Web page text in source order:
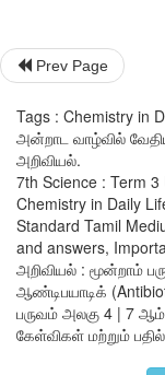
செய்கின்றன.
இவை நுண்ணுயிர்
தொழிற்சாலைகள்
செய்கின்றனா.
புதிய வகை
V ஆண்டிபயோடிக்
உருவாக்க
விலையில் இன்று
தொற்று நோய்களும்,
Prev Page
Tags : Chemistry in
அன்றாட வாழ்வில்
அறிவியல்.
7th Science : Term
Chemistry in Daily
Standard Tamil
and answers,
அறிவியல் : மூன்றாம்
ஆண்டிபயாடிக்
பருவம் அலகு 4 | 7 ஆம்
கேள்விகள் மற்றும்